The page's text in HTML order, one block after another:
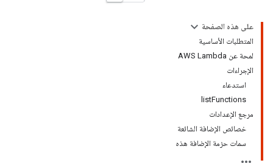
على هذه الصفحة
المتطلبات الأساسية
لمحة عن AWS Lambda
الإجراءات
استدعاء
listFunctions
مرجع الإعدادات
خصائص الإضافة الشائعة
سمات حزمة الإضافة هذه